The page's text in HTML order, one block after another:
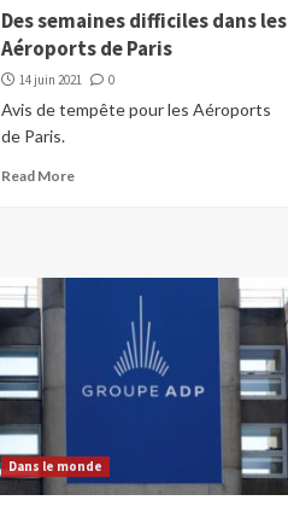
Des semaines difficiles dans les
Aéroports de Paris
14 juin 2021 0
Avis de tempête pour les Aéroports
de Paris.
Read More
Dans le monde